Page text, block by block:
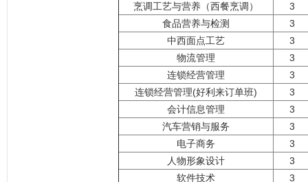
烹调工艺与营养（西餐烹调）
3
食品营养与检测
3
中西面点工艺
3
物流管理
3
连锁经营管理
3
连锁经营管理(好利来订单班)
3
会计信息管理
3
汽车营销与服务
3
电子商务
3
人物形象设计
3
软件技术
3